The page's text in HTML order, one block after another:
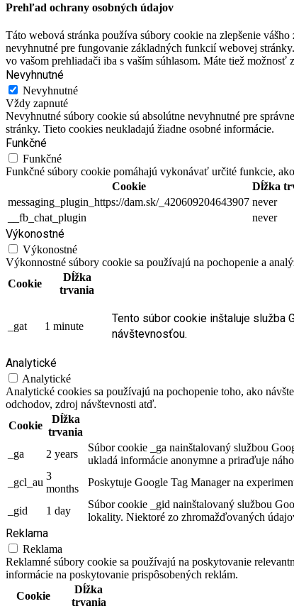
Prehľad ochrany osobných údajov
Táto webová stránka používa súbory cookie na zlepšenie
nevyhnutné pre fungovanie základných funkcií webovej
vo vašom prehliadači iba s vaším súhlasom. Máte tiež
Nevyhnutné
Nevyhnutné
Vždy zapnuté
Nevyhnutné súbory cookie sú absolútne nevyhnutné pre
stránky. Tieto cookies neukladajú žiadne osobné informácie.
Funkčné
Funkčné
Funkčné súbory cookie pomáhajú vykonávať určité funkcie,
Cookie
Dĺžka
messaging_plugin_https://dam.sk/_420609204643907 never
__fb_chat_plugin
never
Výkonostné
Výkonostné
Výkonnostné súbory cookie sa používajú na pochopenie a
Cookie
Dĺžka
trvania
_gat 1 minute
Tento súbor cookie inštaluje služba
návštevnosťou.
Analytické
Analytické
Analytické cookies sa používajú na pochopenie toho, ako
odchodov, zdroj návštevnosti atď.
Cookie
Dĺžka
trvania
_ga 2 years
Súbor cookie _ga nainštalovaný službou
ukladá informácie anonymne a priraďuje
_gcl_au
3
months
Poskytuje Google Tag Manager na
_gid 1 day
Súbor cookie _gid nainštalovaný službou
lokality. Niektoré zo zhromažďovaných
Reklama
Reklama
Reklamné súbory cookie sa používajú na poskytovanie
informácie na poskytovanie prispôsobených reklám.
Cookie
Dĺžka
trvania